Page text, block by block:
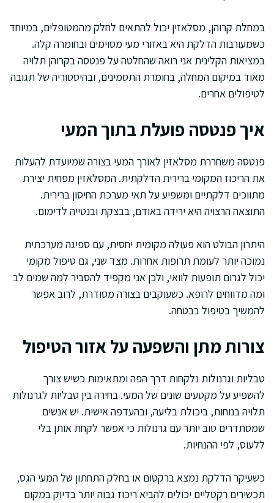
במחלת קרוהן, מסלאזין יכול להתאים לחלק מהמטופלים, במיוחד
כשמעורבות הדלקת היא באזורי מעי מסוימים ובחומרה קלה.
במציאות הקלינית אני רואה שהחלטה על פנטסה בקרוהן תלויה
מאוד במיקום המחלה, בחומרת התסמינים, ובהיסטוריה של תגובה
לטיפולים אחרים.
איך פנטסה פועלת בתוך המעי
פנטסה משחררת מסלאזין לאורך המעי בצורה שמיועדת להעלות
את הריכוז המקומי ברירית הדלקתית. המסלאזין מפחית יצירת
מתווכים דלקתיים ומשפיע על תאי מערכת החיסון ברירית.
התוצאה הרצויה היא ירידה באודם, בבצקת ובנטייה לדימום.
היתרון הבולט הוא פעולה מקומית יחסית, עם ספיגה מערכתית
נמוכה יותר לעומת תרופות אחרות. מצד שני, גם טיפול מקומי
יכול לגרום תופעות לוואי, ולכן אני מקפיד להסביר למה שמים לב
ומה מדווחים לרופא. כשעוקבים בצורה מסודרת, לרוב אפשר
להמשיך בטיפול בבטחה.
צורות מתן והשפעה על אזור הטיפול
טבליות וגרנולות נלקחות דרך הפה ומתאימות כשיש צורך
להשפיע על מקטעים שונים של המעי. בחירה בין טבליות לגרנולות
תלויה בנוחות, ביכולת בליעה, ובהעדפה אישית. יש אנשים
שמסתדרים טוב יותר עם גרנולות כי אפשר לקחת אותן בלי
ללעוס, לפי ההנחיות.
כשעיקר הדלקת נמצא ברקטום או בחלק התחתון של המעי הגס,
תכשירים רקטליים יכולים להביא ריכוז גבוה יותר בדיוק במקום